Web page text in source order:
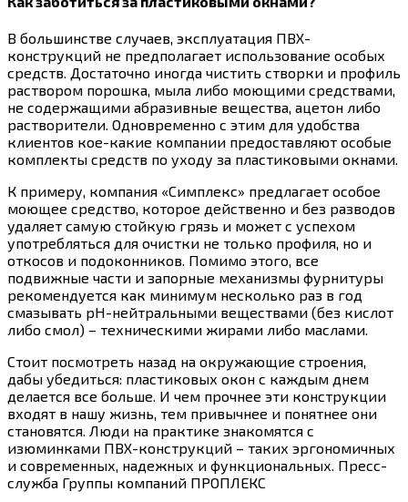
В большинстве случаев, эксплуатация ПВХ-
конструкций не предполагает использование особых
средств. Достаточно иногда чистить створки и профиль
раствором порошка, мыла либо моющими средствами,
не содержащими абразивные вещества, ацетон либо
растворители. Одновременно с этим для удобства
клиентов кое-какие компании предоставляют особые
комплекты средств по уходу за пластиковыми окнами.
К примеру, компания «Симплекс» предлагает особое
моющее средство, которое действенно и без разводов
удаляет самую стойкую грязь и может с успехом
употребляться для очистки не только профиля, но и
откосов и подоконников. Помимо этого, все
подвижные части и запорные механизмы фурнитуры
рекомендуется как минимум несколько раз в год
смазывать рН-нейтральными веществами (без кислот
либо смол) – техническими жирами либо маслами.
Стоит посмотреть назад на окружающие строения,
дабы убедиться: пластиковых окон с каждым днем
делается все больше. И чем прочнее эти конструкции
входят в нашу жизнь, тем привычнее и понятнее они
становятся. Люди на практике знакомятся с
изюминками ПВХ-конструкций – таких эргономичных
и современных, надежных и функциональных. Пресс-
служба Группы компаний ПРОПЛЕКС